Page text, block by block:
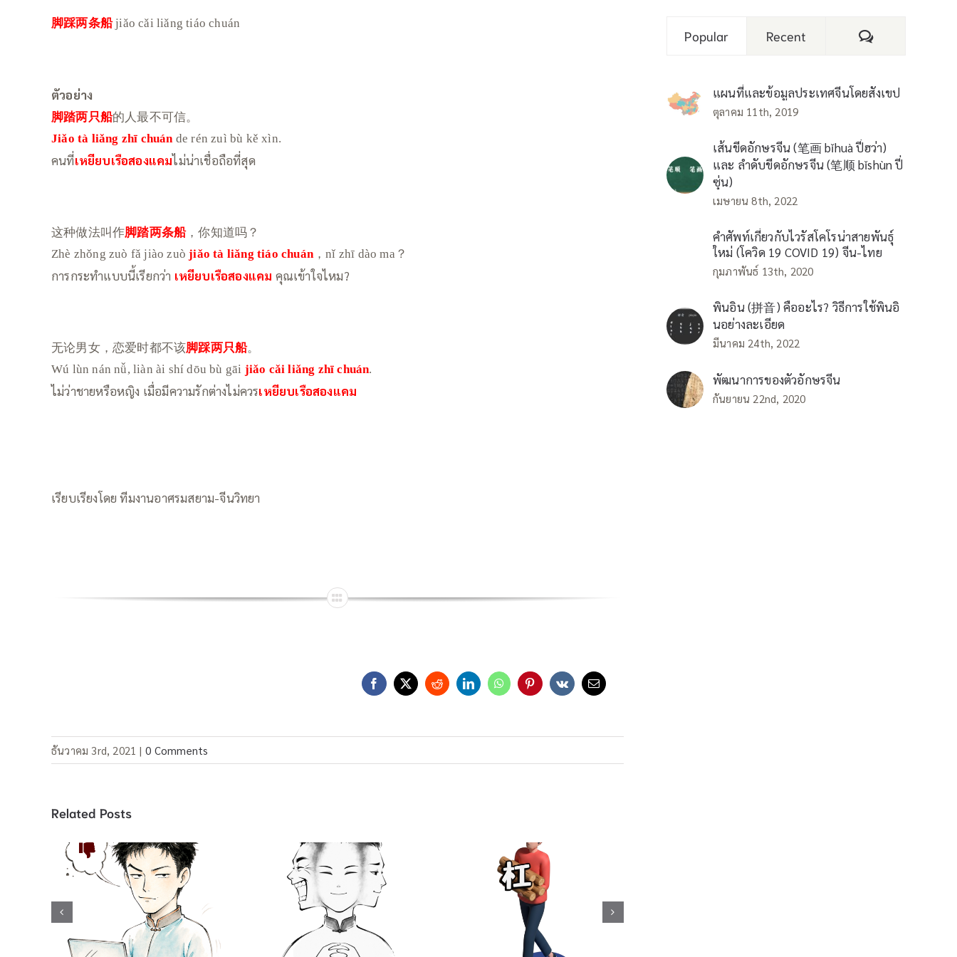
脚踩两条船jiǎo cǎi liǎng tiáo chuán
ตัวอย่าง
脚踏两只船的人最不可信。
Jiǎo tà liǎng zhī chuán de rén zuì bù kě xìn.
คนที่เหยียบเรือสองแคมไม่น่าเชื่อถือที่สุด
这种做法叫作脚踏两条船，你知道吗？
Zhè zhǒng zuò fǎ jiào zuò jiǎo tà liǎng tiáo chuán ，nǐ zhī dào ma？
การกระทำแบบนี้เรียกว่า เหยียบเรือสองแคม คุณเข้าใจไหม?
无论男女，恋爱时都不该脚踩两只船。
Wú lùn nán nǚ, liàn ài shí dōu bù gāi jiǎo cǎi liǎng zhī chuán.
ไม่ว่าชายหรือหญิง เมื่อมีความรักต่างไม่ควรเหยียบเรือสองแคม
เรียบเรียงโดย ทีมงานอาศรมสยาม-จีนวิทยา
ธันวาคม 3rd, 2021 | 0 Comments
Related Posts
คำสแลง 酸民 ชาวเน็ตขี้
อิจฉา / 吃不到葡萄说葡萄
酸 กินองุ่นไม่ได้ เลยบอกว่า
คำสแลง “อยู่เป็น” / 死马当
做活马医 ทำเต็มที่เผื่อจะมี
ปาฏิหาริย์ / 聪明反被聪明
误 คนฉลาดมักตกเป็นเหยื่อ
คำสแลง 杠精 / 抬杠 จับผิด
เพื่อโต้คารมกัน, (หาเรื่อง)
ขัดแย้ง, ชอบขัด, ขอให้ได้
Popular Recent Comments
แผนที่และข้อมูลประเทศจีนโดยสังเขป
ตุลาคม 11th, 2019
เส้นขีดอักษรจีน (笔画 bǐhuà ปี่ฮว่า)
และ ลำดับขีดอักษรจีน (笔顺 bǐshùn ปี่
ซุ่น)
เมษายน 8th, 2022
คำศัพท์เกี่ยวกับไวรัสโคโรน่าสายพันธุ์
ใหม่ (โควิด 19 COVID 19) จีน-ไทย
กุมภาพันธ์ 13th, 2020
พินอิน (拼音) คืออะไร? วิธีการใช้พินอิ
นอย่างละเอียด
มีนาคม 24th, 2022
พัฒนาการของตัวอักษรจีน
กันยายน 22nd, 2020